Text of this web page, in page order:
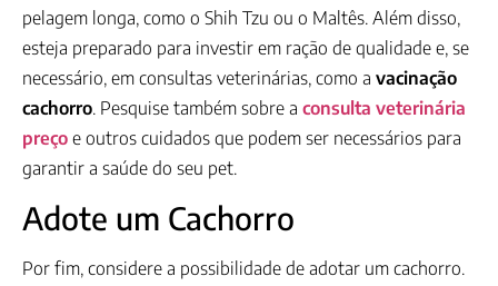
pelagem longa, como o Shih Tzu ou o Maltês. Além disso,
esteja preparado para investir em ração de qualidade e, se
necessário, em consultas veterinárias, como a vacinação
cachorro. Pesquise também sobre a consulta veterinária
preço e outros cuidados que podem ser necessários para
garantir a saúde do seu pet.
Adote um Cachorro
Por fim, considere a possibilidade de adotar um cachorro.